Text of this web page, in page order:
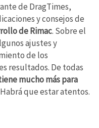
de DragTimes,
y consejos de
de Rimac. Sobre el
ajustes y
de los
resultados. De todas
mucho más para
Habrá que estar atentos.